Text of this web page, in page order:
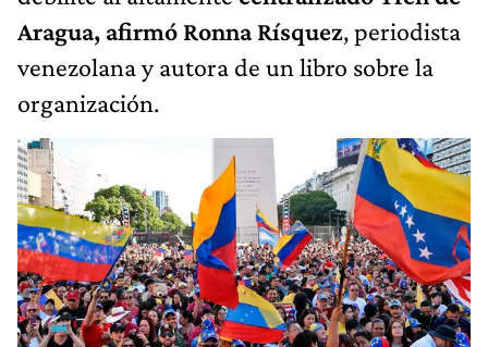
Aragua, afirmó Ronna Rísquez, periodista
venezolana y autora de un libro sobre la
organización.